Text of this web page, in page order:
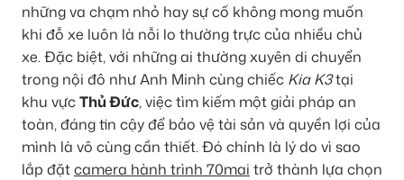
những va chạm nhỏ hay sự cố không mong muốn
khi đỗ xe luôn là nỗi lo thường trực của nhiều chủ
xe. Đặc biệt, với những ai thường xuyên di chuyển
trong nội đô như Anh Minh cùng chiếc Kia K3tại
khu vựcThủ Đức, việc tìm kiếm một giải pháp an
toàn, đáng tin cậy để bảo vệ tài sản và quyền lợi của
mình là vô cùng cần thiết. Đó chính là lý do vì sao
lắp đặtcamera hành trình 70mai trở thành lựa chọn